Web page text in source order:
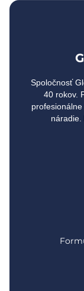
Spoločnosť
40 rokov.
náradie.